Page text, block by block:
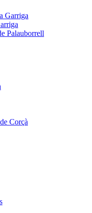
Garriga
Palauborrell
Corçà